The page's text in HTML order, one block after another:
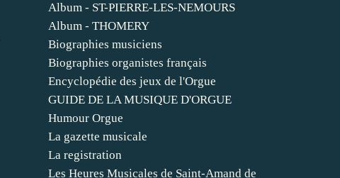
Album - ST-PIERRE-LES-NEMOURS
Album - THOMERY
Biographies musiciens
Biographies organistes français
Encyclopédie des jeux de l'Orgue
GUIDE DE LA MUSIQUE D'ORGUE
Humour Orgue
La gazette musicale
La registration
Les Heures Musicales de Saint-Amand de